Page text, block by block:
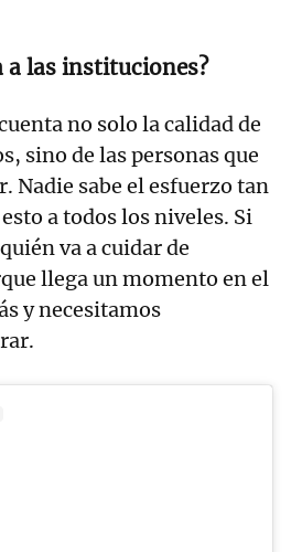
a las instituciones?
no solo la calidad de
sino de las personas que
Nadie sabe el esfuerzo tan
a todos los niveles. Si
va a cuidar de
llega un momento en el
y necesitamos